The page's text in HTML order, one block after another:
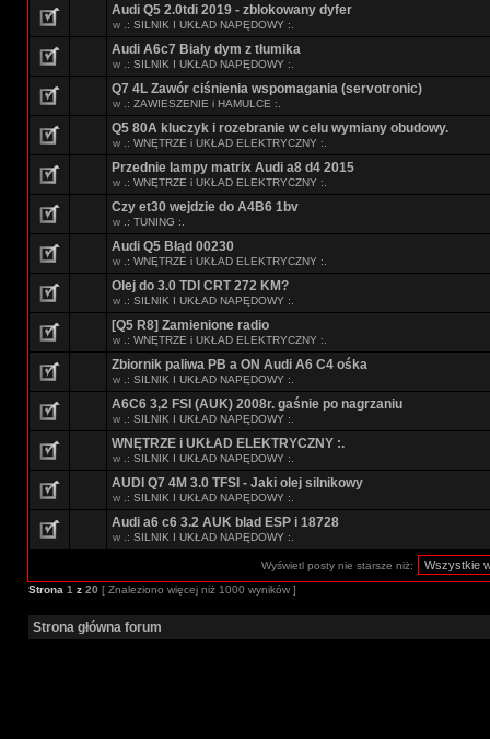
Audi Q5 2.0tdi 2019 - zblokowany dyfer
w .: SILNIK I UKŁAD NAPĘDOWY :.
Audi A6c7 Biały dym z tłumika
w .: SILNIK I UKŁAD NAPĘDOWY :.
Q7 4L Zawór ciśnienia wspomagania (servotronic)
w .: ZAWIESZENIE i HAMULCE :.
Q5 80A kluczyk i rozebranie w celu wymiany obudowy.
w .: WNĘTRZE i UKŁAD ELEKTRYCZNY :.
Przednie lampy matrix Audi a8 d4 2015
w .: WNĘTRZE i UKŁAD ELEKTRYCZNY :.
Czy et30 wejdzie do A4B6 1bv
w .: TUNING :.
Audi Q5 Błąd 00230
w .: WNĘTRZE i UKŁAD ELEKTRYCZNY :.
Olej do 3.0 TDI CRT 272 KM?
w .: SILNIK I UKŁAD NAPĘDOWY :.
[Q5 R8] Zamienione radio
w .: WNĘTRZE i UKŁAD ELEKTRYCZNY :.
Zbiornik paliwa PB a ON Audi A6 C4 ośka
w .: SILNIK I UKŁAD NAPĘDOWY :.
A6C6 3,2 FSI (AUK) 2008r. gaśnie po nagrzaniu
w .: SILNIK I UKŁAD NAPĘDOWY :.
WNĘTRZE i UKŁAD ELEKTRYCZNY :.
w .: SILNIK I UKŁAD NAPĘDOWY :.
AUDI Q7 4M 3.0 TFSI - Jaki olej silnikowy
w .: SILNIK I UKŁAD NAPĘDOWY :.
Audi a6 c6 3.2 AUK blad ESP i 18728
w .: SILNIK I UKŁAD NAPĘDOWY :.
Wyświetl posty nie starsze niż:
Strona 1 z 20 [ Znaleziono więcej niż 1000 wyników ]
Strona główna forum